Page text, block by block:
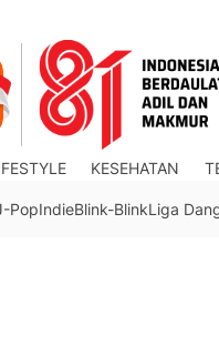
KESEHATAN
PopIndieBlink-BlinkLiga